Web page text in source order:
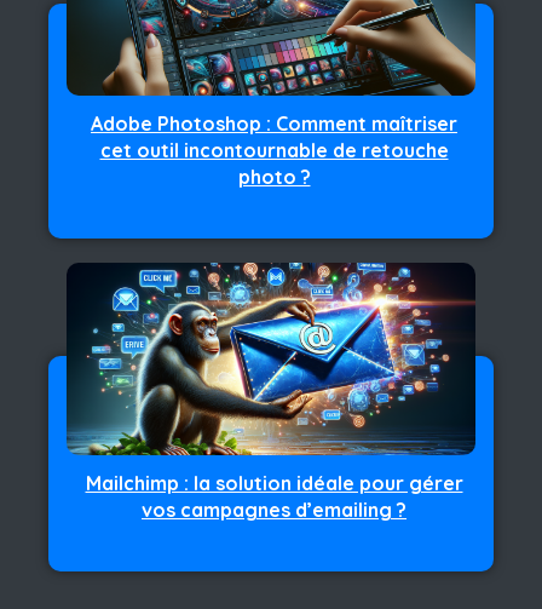
Adobe Photoshop : Comment maîtriser
cet outil incontournable de retouche
photo ?
Mailchimp : la solution idéale pour gérer
vos campagnes d’emailing ?